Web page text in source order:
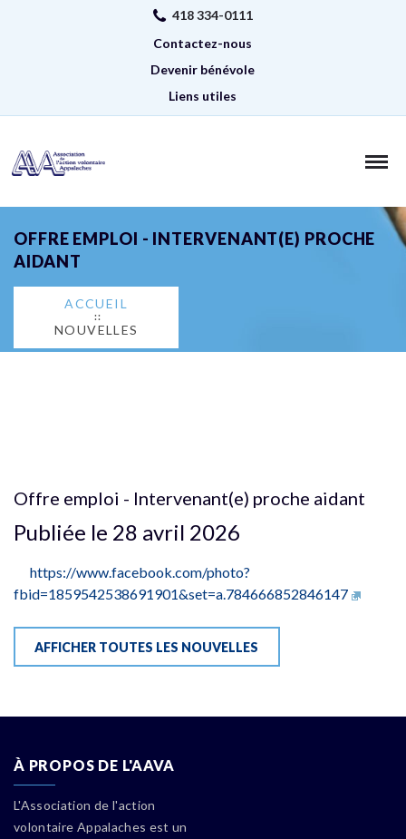
418 334-0111
Contactez-nous
Devenir bénévole
Liens utiles
OFFRE EMPLOI - INTERVENANT(E) PROCHE
AIDANT
ACCUEIL
NOUVELLES
Offre emploi - Intervenant(e) proche aidant
Publiée le 28 avril 2026
https://www.facebook.com/photo?
fbid=1859542538691901&set=a.784666852846147
AFFICHER TOUTES LES NOUVELLES
À PROPOS DE L'AAVA
L'Association de l'action
volontaire Appalaches est un